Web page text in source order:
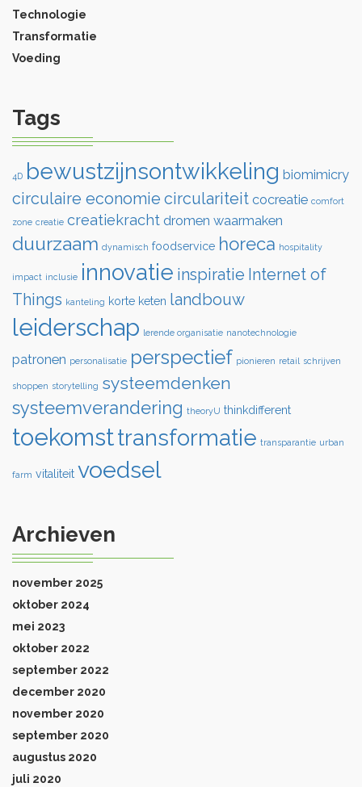
Technologie
Transformatie
Voeding
Tags
4D bewustzijnsontwikkeling biomimicry
circulaire economie circulariteit cocreatie comfort
zone creatie creatiekracht dromen waarmaken
duurzaam dynamisch foodservice horeca hospitality
impact inclusie innovatie inspiratie Internet of
Things kanteling korte keten landbouw
leiderschap lerende organisatie nanotechnologie
patronen personalisatie perspectief pionieren retail schrijven
shoppen storytelling systeemdenken
systeemverandering theoryU thinkdifferent
toekomsttransformatie transparantie urban
farm vitaliteit voedsel
Archieven
november 2025
oktober 2024
mei 2023
oktober 2022
september 2022
december 2020
november 2020
september 2020
augustus 2020
juli 2020